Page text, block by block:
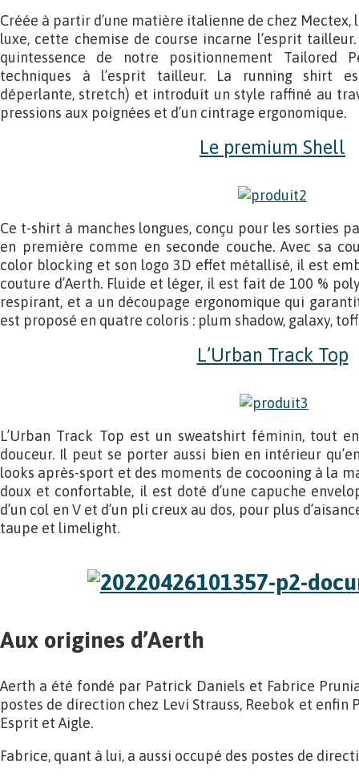
Créée à partir d’une matière italienne de chez Mectex,
luxe, cette chemise de course incarne l’esprit
quintessence de notre positionnement Tailored
techniques à l’esprit tailleur. La running shirt
déperlante, stretch) et introduit un style raffiné au
pressions aux poignées et d’un cintrage ergonomique.
Le premium Shell
Ce t-shirt à manches longues, conçu pour les sorties
en première comme en seconde couche. Avec sa
color blocking et son logo 3D effet métallisé, il est
couture d’Aerth. Fluide et léger, il est fait de 100 %
respirant, et a un découpage ergonomique qui
est proposé en quatre coloris : plum shadow, galaxy,
L’Urban Track Top
L’Urban Track Top est un sweatshirt féminin, tout
douceur. Il peut se porter aussi bien en intérieur
looks après-sport et des moments de cocooning à la
doux et confortable, il est doté d’une capuche
d’un col en V et d’un pli creux au dos, pour plus
taupe et limelight.
Aux origines d’Aerth
Aerth a été fondé par Patrick Daniels et Fabrice
postes de direction chez Levi Strauss, Reebok et enfin
Esprit et Aigle.
Fabrice, quant à lui, a aussi occupé des postes de